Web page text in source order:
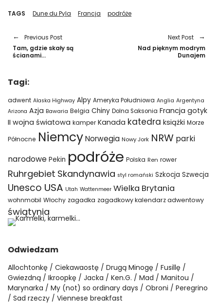
TAGS Dune du Pyla Francja podróże
Previous Post
Tam, gdzie skały są
ścianami…
Next Post
Nad pięknym modrym
Dunajem
Tagi:
adwent Alaska Highway Alpy Ameryka Południowa Anglia Argentyna
Arizona Azja Bawaria Belgia Chiny Dolna Saksonia Francja gotyk
II wojna światowa kamper Kanada katedra książki Morze
Północne Niemcy Norwegia Nowy Jork NRW parki
narodowe Pekin podróże Polska Ren rower
Ruhrgebiet Skandynawia styl romański Szkocja Szwecja
Unesco USA Utah Wattenmeer Wielka Brytania
wohnmobil Włochy zagadka zagadkowy kalendarz adwentowy
świątynia
Odwiedzam
Allochtonkę Ciekawaostę Drugą Minogę
Fusillę
Gwiezdną
Ikroopkę Jacka Ken.G. Mad
Manitou
Marynarka
My (not) so ordinary days Obroni
Peregrino
Sad rzeczy
Viennese breakfast